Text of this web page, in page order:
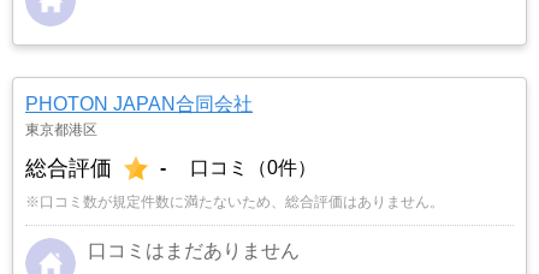
PHOTON JAPAN合同会社
東京都港区
総合評価 - 口コミ（0件）
※口コミ数が規定件数に満たないため、総合評価はありません。
口コミはまだありません